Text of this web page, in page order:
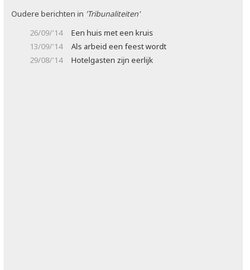
Oudere berichten in 'Tribunaliteiten'
26/09/'14
Een huis met een kruis
13/09/'14
Als arbeid een feest wordt
29/08/'14
Hotelgasten zijn eerlijk